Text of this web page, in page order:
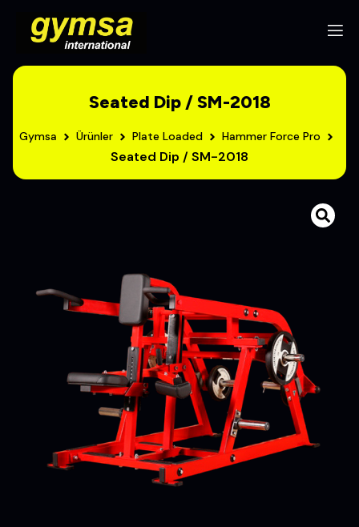
Seated Dip / SM-2018
Gymsa Ürünler Plate Loaded Hammer Force Pro
Seated Dip / SM-2018